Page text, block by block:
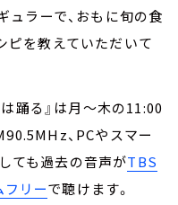
ュラーで、おもに旬の食
ピを教えていただいて
踊る』は月～木の11:00
、PCやスマー
ても過去の音声がTBS
リーで聴けます。